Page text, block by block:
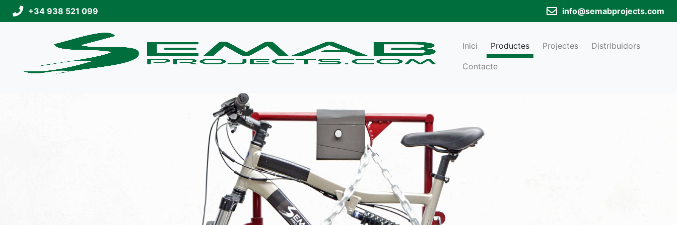
+34 938 521 099 info@semabprojects.com
Inici Productes Projectes Distribuidors
Contacte